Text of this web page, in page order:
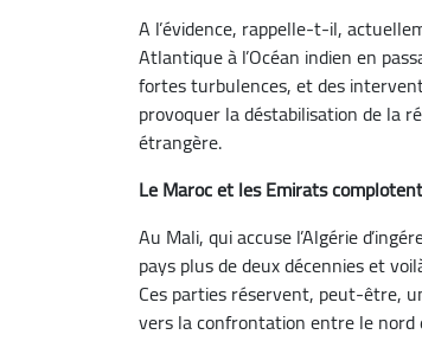
A l’évidence, rappelle-t-il,
Atlantique à l’Océan indien en
fortes turbulences, et des
provoquer la déstabilisation de la
étrangère.
Le Maroc et les Emirats
Au Mali, qui accuse l’Algérie
pays plus de deux décennies et
Ces parties réservent, peut-être,
vers la confrontation entre le nord